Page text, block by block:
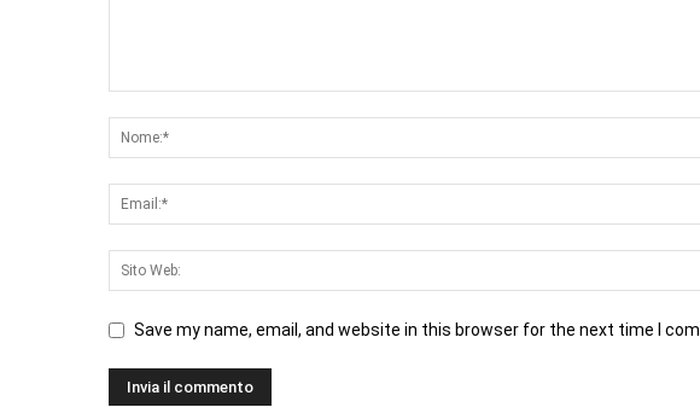
Save my name, email, and website in this browser for the next time I